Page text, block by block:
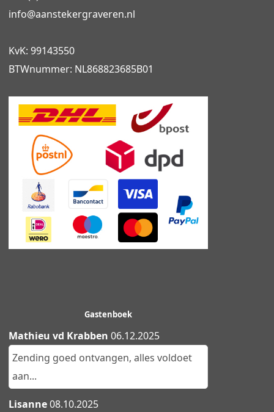
info@aanstekergraveren.nl
KvK: 99143550
BTWnummer: NL868823685B01
Gastenboek
Mathieu vd Krabben 06.12.2025
Zending goed ontvangen, alles voldoet
aan...
Lisanne08.10.2025